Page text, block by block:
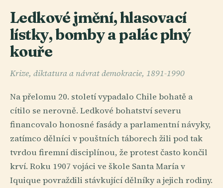
Ledkové jmění, hlasovací
lístky, bomby a palác plný
kouře
Krize, diktatura a návrat demokracie, 1891-1990
Na přelomu 20. století vypadalo Chile bohatě a
cítilo se nerovně. Ledkové bohatství severu
financovalo honosné fasády a parlamentní návyky,
zatímco dělníci v pouštních táborech žili pod tak
tvrdou firemní disciplínou, že protest často končil
krví. Roku 1907 vojáci ve škole Santa María v
Iquique povraždili stávkující dělníky a jejich rodiny.